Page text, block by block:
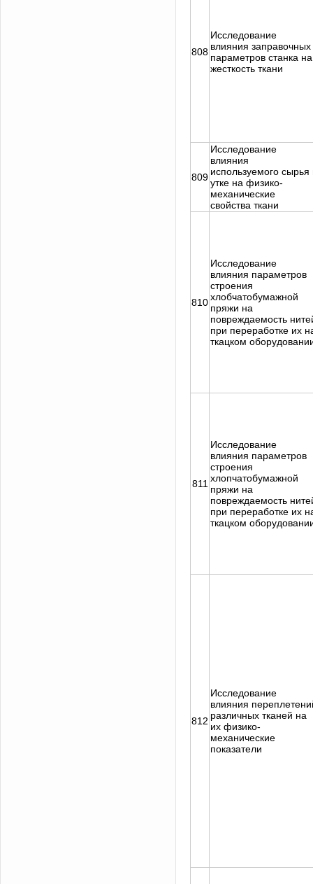
808
Исследование
влияния заправочных
параметров станка на
жесткость ткани
809
Исследование
влияния
используемого сырья
утке на физико-
механические
свойства ткани
810
Исследование
влияния параметров
строения
хлобчатобумажной
пряжи на
повреждаемость
при переработке их
ткацком
811
Исследование
влияния параметров
строения
хлопчатобумажной
пряжи на
повреждаемость
при переработке их
ткацком
812
Исследование
влияния
различных тканей на
их физико-
механические
показатели